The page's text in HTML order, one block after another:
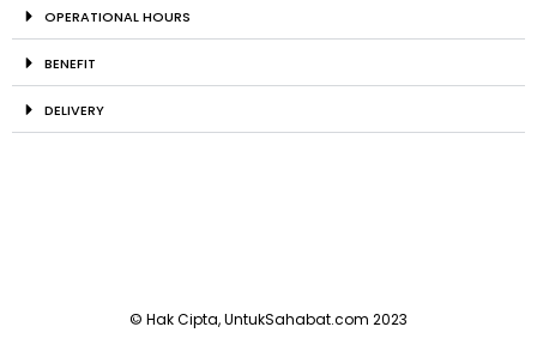
OPERATIONAL HOURS
BENEFIT
DELIVERY
© Hak Cipta, UntukSahabat.com 2023